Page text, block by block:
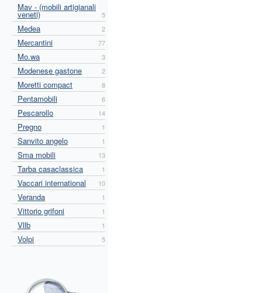
Mav - (mobili artigianali
veneti) 5
Medea 2
Mercantini 77
Mo.wa 3
Modenese gastone 2
Moretti compact 8
Pentamobili 6
Pescarollo 14
Pregno 1
Sanvito angelo 1
Sma mobili 13
Tarba casaclassica 1
Vaccari international 10
Veranda 1
Vittorio grifoni 1
Vllb 1
Volpi 5